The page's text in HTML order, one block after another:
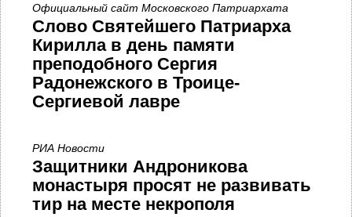
Официальный сайт Московского Патриархата
Слово Святейшего Патриарха
Кирилла в день памяти
преподобного Сергия
Радонежского в Троице-
Сергиевой лавре
РИА Новости
Защитники Андроникова
монастыря просят не развивать
тир на месте некрополя